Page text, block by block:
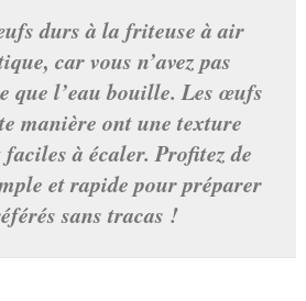
durs à la friteuse à air
car vous n’avez pas
que l’eau bouille. Les œufs
manière ont une texture
à écaler. Profitez de
et rapide pour préparer
sans tracas !